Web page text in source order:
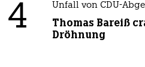
4 Unfall von CDU-
Thomas Bareiß
Dröhnung